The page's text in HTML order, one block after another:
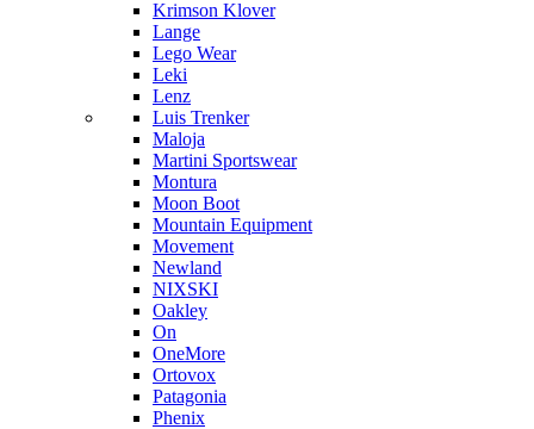
Krimson Klover
Lange
Lego Wear
Leki
Lenz
Luis Trenker
Maloja
Martini Sportswear
Montura
Moon Boot
Mountain Equipment
Movement
Newland
NIXSKI
Oakley
On
OneMore
Ortovox
Patagonia
Phenix